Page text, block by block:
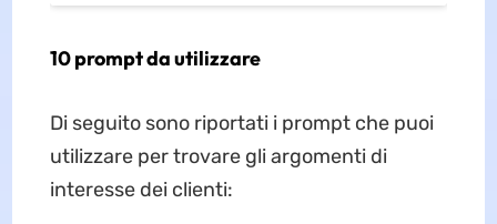
10 prompt da utilizzare
Di seguito sono riportati i prompt che puoi
utilizzare per trovare gli argomenti di
interesse dei clienti: